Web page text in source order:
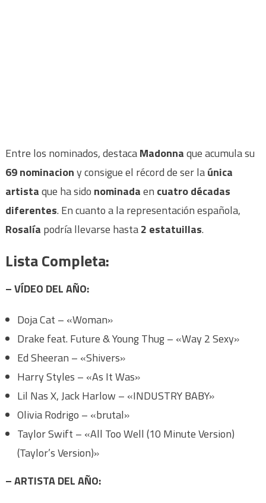
Entre los nominados, destacaMadonnaque acumula su
69 nominaciony consigue el récord de ser laúnica
artistaque ha sido nominadaen cuatro décadas
diferentes. En cuanto a la representación española,
Rosalía podría llevarse hasta2 estatuillas.
Lista Completa:
– VÍDEO DEL AÑO:
Doja Cat – «Woman»
Drake feat. Future & Young Thug – «Way 2 Sexy»
Ed Sheeran – «Shivers»
Harry Styles – «As It Was»
Lil Nas X, Jack Harlow – «INDUSTRY BABY»
Olivia Rodrigo – «brutal»
Taylor Swift – «All Too Well (10 Minute Version)
(Taylor’s Version)»
– ARTISTA DEL AÑO: